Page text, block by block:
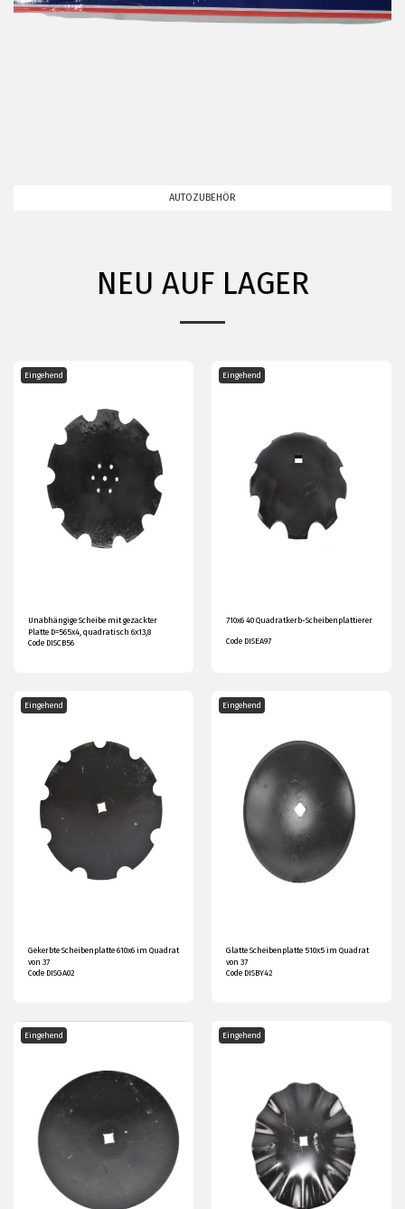
AUTOZUBEHÖR
NEU AUF LAGER
Eingehend
Unabhängige Scheibe mit gezackter
Platte D=565x4, quadratisch 6x13,8
Code DISCB56
Eingehend
710x6 40 Quadratkerb-Scheibenplattierer
Code DISEA97
Eingehend
Gekerbte Scheibenplatte 610x6 im Quadrat
von 37
Code DISGA02
Eingehend
Glatte Scheibenplatte 510x5 im Quadrat
von 37
Code DISBY42
Eingehend Eingehend